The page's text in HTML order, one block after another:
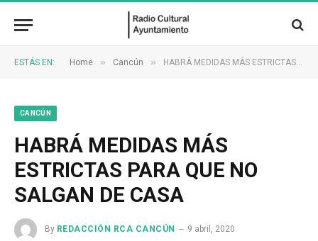
ESTÁS EN: Home » Cancún » HABRÁ MEDIDAS MÁS ESTRICTAS PARA QUE NO SALGAN DE CASA
CANCÚN
HABRÁ MEDIDAS MÁS
ESTRICTAS PARA QUE NO
SALGAN DE CASA
By REDACCIÓN RCA CANCÚN
9 abril, 2020